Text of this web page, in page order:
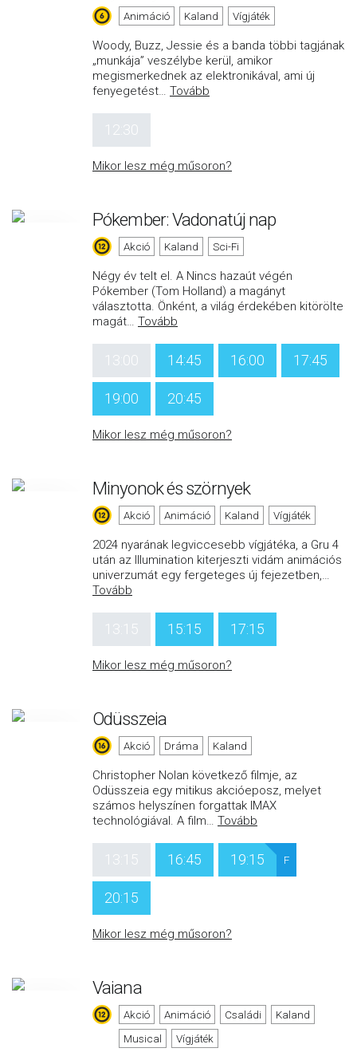
Animáció Kaland Vígjáték
Woody, Buzz, Jessie és a banda többi tagjának
„munkája” veszélybe kerül, amikor
megismerkednek az elektronikával, ami új
fenyegetést… Tovább
12:30
Mikor lesz még műsoron?
Pókember: Vadonatúj nap
Akció Kaland Sci-Fi
Négy év telt el. A Nincs hazaút végén
Pókember (Tom Holland) a magányt
választotta. Önként, a világ érdekében kitörölte
magát… Tovább
13:00 14:45 16:00 17:45
19:00 20:45
Mikor lesz még műsoron?
Minyonok és szörnyek
Akció Animáció Kaland Vígjáték
2024 nyarának legviccesebb vígjátéka, a Gru 4
után az Illumination kiterjeszti vidám animációs
univerzumát egy fergeteges új fejezetben,…
Tovább
13:15 15:15 17:15
Mikor lesz még műsoron?
Odüsszeia
Akció Dráma Kaland
Christopher Nolan következő filmje, az
Odüsszeia egy mitikus akcióeposz, melyet
számos helyszínen forgattak IMAX
technológiával. A film… Tovább
13:15 16:45 19:15 F
20:15
Mikor lesz még műsoron?
Vaiana
Akció Animáció Családi
Kaland
Musical
Vígjáték